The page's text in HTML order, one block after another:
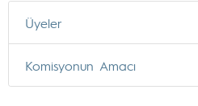
Üyeler
Komisyonun Amacı